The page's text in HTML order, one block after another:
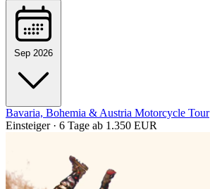
Sep 2026
Bavaria, Bohemia & Austria Motorcycle Tour
Einsteiger · 6 Tage ab 1.350 EUR